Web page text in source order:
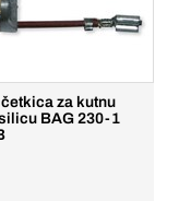
četkica za kutnu
BAG 230-1